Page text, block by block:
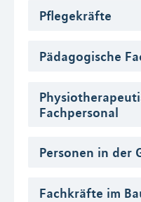
Pflegekräfte
Pädagogische
Fachpersonal
Personen in der
Fachkräfte im